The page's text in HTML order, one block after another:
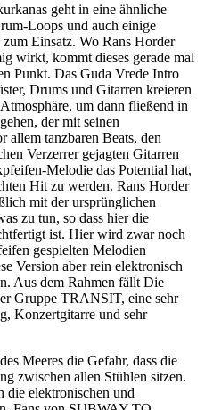
geht in eine ähnliche
Loops und auch einige
Einsatz. Wo Rans Horder
wirkt, kommt dieses gerade mal
Punkt. Das Guda Vrede Intro
Drums und Gitarren kreieren
um dann fließend in
der mit seinen
allem tanzbaren Beats, den
Verzerrer gejagten Gitarren
Melodie das Potential hat,
Hit zu werden. Rans Horder
mit der ursprünglichen
zu tun, so dass hier die
ist. Hier wird zwar noch
gespielten Melodien
Version aber rein elektronisch
Aus dem Rahmen fällt Die
Gruppe TRANSIT, eine sehr
Konzertgitarre und sehr
Meeres die Gefahr, dass die
zwischen allen Stühlen sitzen.
die elektronischen und